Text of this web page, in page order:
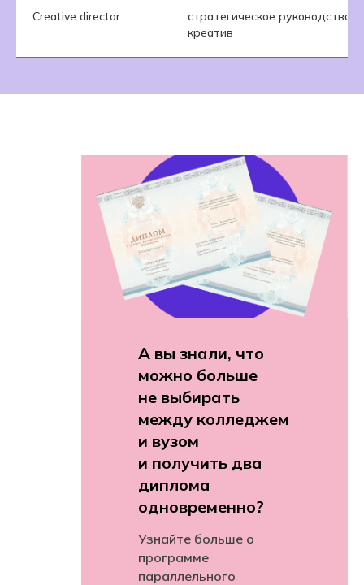
Creative director
стратегическое руководство,
креатив
А вы знали, что
можно больше
не выбирать
между колледжем
и вузом
и получить два
диплома
одновременно?
Узнайте больше о
программе
параллельного